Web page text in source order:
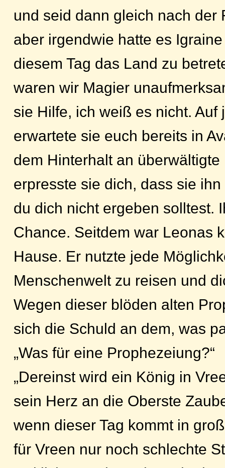
und seid dann gleich nach der
aber irgendwie hatte es
diesem Tag das Land zu
waren wir Magier
sie Hilfe, ich weiß es nicht. Auf
erwartete sie euch bereits in
dem Hinterhalt an
erpresste sie dich, dass sie
du dich nicht ergeben solltest.
Chance. Seitdem war Leonas
Hause. Er nutzte jede
Menschenwelt zu reisen und
Wegen dieser blöden alten
sich die Schuld an dem, was
„Was für eine Prophezeiung?“
„Dereinst wird ein König in
sein Herz an die Oberste
wenn dieser Tag kommt in
für Vreen nur noch schlechte